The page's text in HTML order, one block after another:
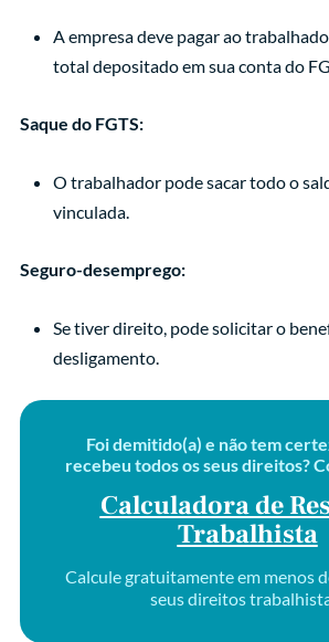
A empresa deve pagar ao
total depositado em sua conta do
Saque do FGTS:
O trabalhador pode sacar todo o
vinculada.
Seguro-desemprego:
Se tiver direito, pode solicitar o
desligamento.
Foi demitido(a) e não tem
recebeu todos os seus direitos?
Calculadora de
Trabalhista
Calcule gratuitamente em menos
seus direitos